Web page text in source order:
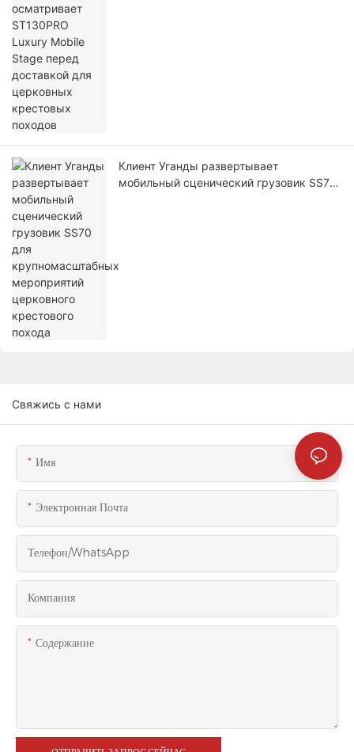
Клиент Уганды развертывает
мобильный сценический грузовик SS70
Свяжись с нами
Имя
Электронная Почта
Телефон/WhatsApp
Компания
Содержание